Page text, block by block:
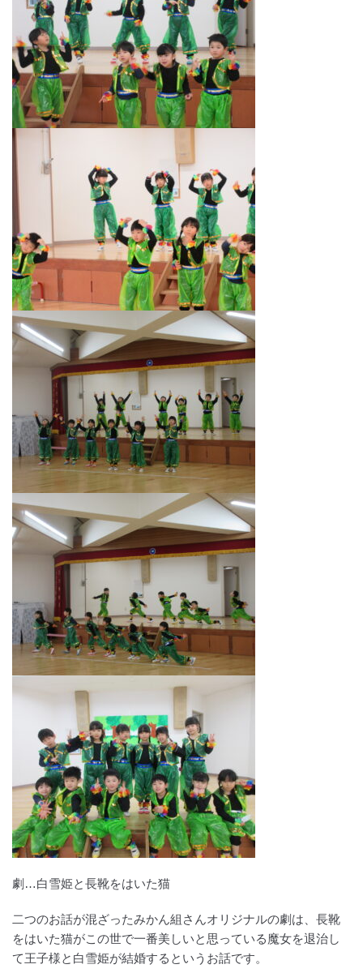
劇…白雪姫と長靴をはいた猫
二つのお話が混ざったみかん組さんオリジナルの劇は、長靴
をはいた猫がこの世で一番美しいと思っている魔女を退治し
て王子様と白雪姫が結婚するというお話です。